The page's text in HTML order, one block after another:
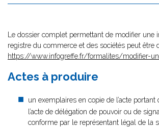
Le dossier complet permettant de modifier une
registre du commerce et des sociétés peut être
https://www.infogreffe.fr/formalites/modifier-
Actes à produire
un exemplaires en copie de l’acte portant
l’acte de délégation de pouvoir ou de
conforme par le représentant légal de la